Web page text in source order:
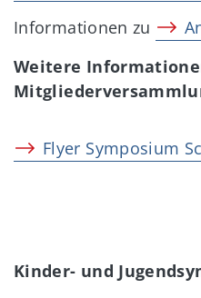
Informationen zu
Weitere
Flyer Symposium
Kinder- und